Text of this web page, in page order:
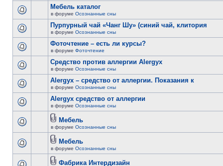
Мебель каталог
в форуме Осознанные сны
Пурпурный чай «Чанг Шу» (синий чай, клитория
в форуме Осознанные сны
Фоточтение – есть ли курсы?
в форуме Фоточтение
Cредство против аллергии Alergyx
в форуме Осознанные сны
Alergyx – средство от аллергии. Показания к
в форуме Осознанные сны
Alergyx средство от аллергии
в форуме Осознанные сны
Мебель
в форуме Осознанные сны
Мебель
в форуме Осознанные сны
Фабрика Интердизайн